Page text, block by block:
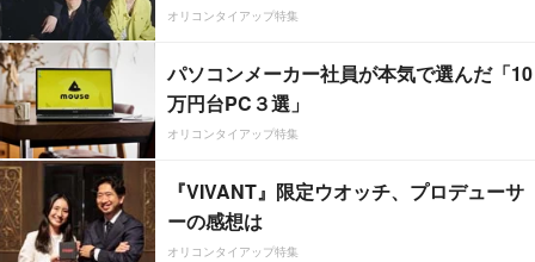
オリコンタイアップ特集
パソコンメーカー社員が本気で選んだ「10
万円台PC３選」
オリコンタイアップ特集
『VIVANT』限定ウオッチ、プロデューサ
ーの感想は
オリコンタイアップ特集